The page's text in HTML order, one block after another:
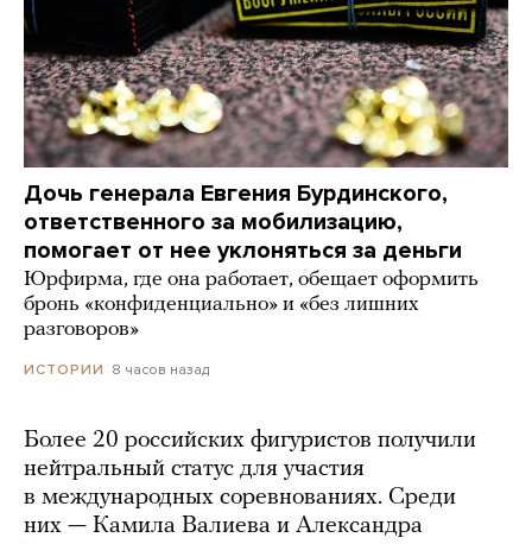
Дочь генерала Евгения Бурдинского,
ответственного за мобилизацию,
помогает от нее уклоняться за деньги
Юрфирма, где она работает, обещает оформить
бронь «конфиденциально» и «без лишних
разговоров»
ИСТОРИИ 8 часов назад
Более 20 российских фигуристов получили
нейтральный статус для участия
в международных соревнованиях. Среди
них — Камила Валиева и Александра